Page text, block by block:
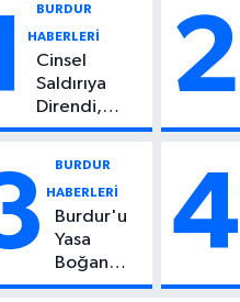
BURDUR
HABERLERİ
Cinsel
Saldırıya
Direndi,
Başından
Çocuktan
Kötü Haber!
2
BURDUR
HABERLERİ
Burdur'u
Yasa
Boğan
Ölüm:
4